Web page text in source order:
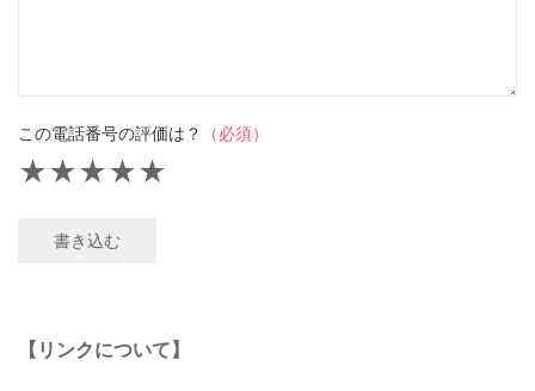
この電話番号の評価は？ （必須）
★
★
★
★
★
書き込む
【リンクについて】